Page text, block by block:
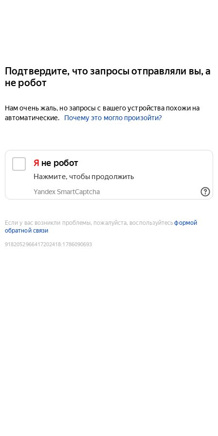
Подтвердите, что запросы отправляли вы, а
не робот
Нам очень жаль, но запросы с вашего устройства похожи на
автоматические.
Почему это могло произойти?
Я не робот
Нажмите, чтобы продолжить
Yandex SmartCaptcha
Если у вас возникли проблемы, пожалуйста, воспользуйтесьформой
обратной связи
9182052966417202418:1786090693